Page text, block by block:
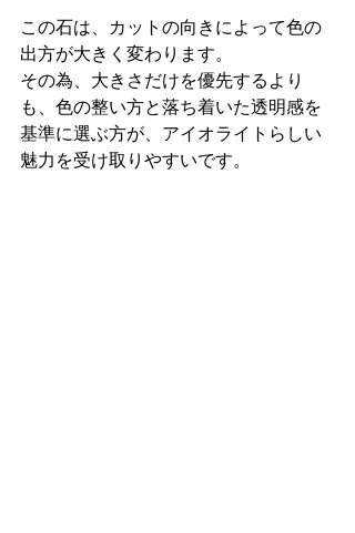
この石は、カットの向きによって色の
出方が大きく変わります。
その為、大きさだけを優先するより
も、色の整い方と落ち着いた透明感を
基準に選ぶ方が、アイオライトらしい
魅力を受け取りやすいです。